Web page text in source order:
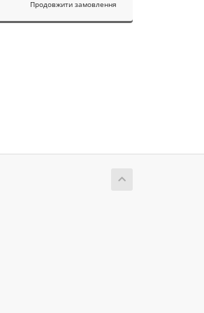
Продовжити замовлення